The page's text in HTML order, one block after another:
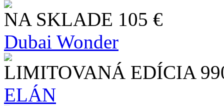
NA SKLADE 105 €
Dubai Wonder
LIMITOVANÁ EDÍCIA
ELÁN